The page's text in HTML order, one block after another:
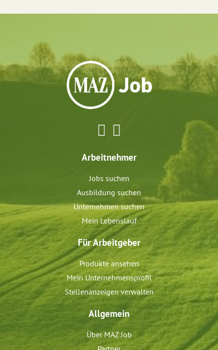
Arbeitnehmer
Jobs suchen
Ausbildung suchen
Unternehmen suchen
Mein Lebenslauf
Für Arbeitgeber
Produkte ansehen
Mein Unternehmensprofil
Stellenanzeigen verwalten
Allgemein
Über MAZ Job